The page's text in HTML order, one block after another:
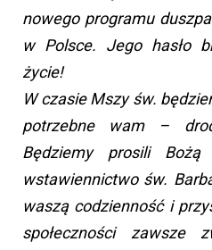
nowego programu
w Polsce. Jego hasło
życie!
W czasie Mszy św.
potrzebne wam –
Będziemy prosili
wstawiennictwo św.
waszą codzienność i
społeczności zawsze